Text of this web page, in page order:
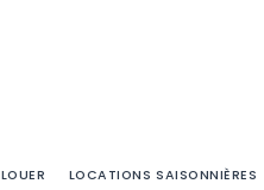
LOUER LOCATIONS SAISONNIÈRES